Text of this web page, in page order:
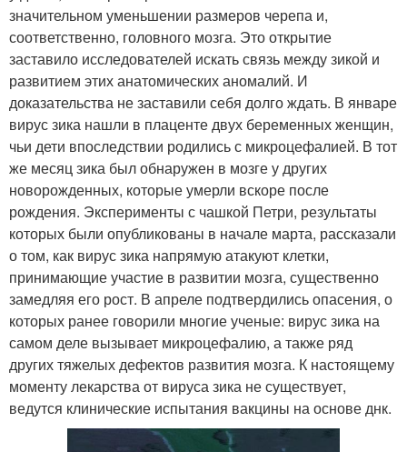
значительном уменьшении размеров черепа и,
соответственно, головного мозга. Это открытие
заставило исследователей искать связь между зикой и
развитием этих анатомических аномалий. И
доказательства не заставили себя долго ждать. В январе
вирус зика нашли в плаценте двух беременных женщин,
чьи дети впоследствии родились с микроцефалией. В тот
же месяц зика был обнаружен в мозге у других
новорожденных, которые умерли вскоре после
рождения. Эксперименты с чашкой Петри, результаты
которых были опубликованы в начале марта, рассказали
о том, как вирус зика напрямую атакуют клетки,
принимающие участие в развитии мозга, существенно
замедляя его рост. В апреле подтвердились опасения, о
которых ранее говорили многие ученые: вирус зика на
самом деле вызывает микроцефалию, а также ряд
других тяжелых дефектов развития мозга. К настоящему
моменту лекарства от вируса зика не существует,
ведутся клинические испытания вакцины на основе днк.